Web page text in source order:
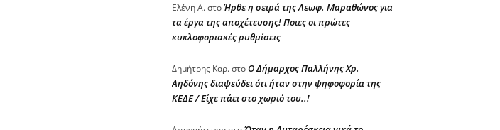
Ελένη Α.στοΉρθε η σειρά της Λεωφ. Μαραθώνος για
τα έργα της αποχέτευσης! Ποιες οι πρώτες
κυκλοφοριακές ρυθμίσεις
Δημήτρης Καρ.στοΟ Δήμαρχος Παλλήνης Χρ.
Αηδόνης διαψεύδει ότι ήταν στην ψηφοφορία της
ΚΕΔΕ / Είχε πάει στο χωριό του..!